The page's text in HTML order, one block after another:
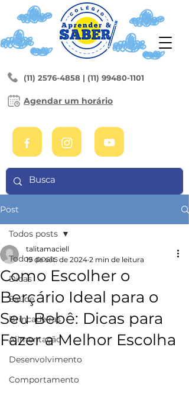
(11) 2576-4858 | (11) 99480-1101
Agendar um horário
Post
Todos posts
Dicas
Saúde
Brincadeiras
Alimentação
Desenvolvimento
Comportamento
Todos posts
Como Escolher o
Berçário Ideal para o
Seu Bebê: Dicas para
Fazer a Melhor Escolha
talitamaciell
19 de set. de 2024 2 min de leitura